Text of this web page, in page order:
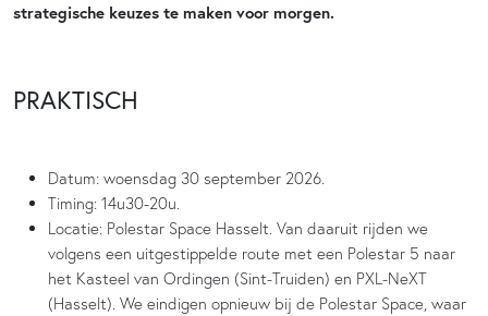
strategische keuzes te maken voor morgen.
PRAKTISCH
Datum: woensdag 30 september 2026.
Timing: 14u30-20u.
Locatie: Polestar Space Hasselt. Van daaruit rijden we
volgens een uitgestippelde route met een Polestar 5 naar
het Kasteel van Ordingen (Sint-Truiden) en PXL-NeXT
(Hasselt). We eindigen opnieuw bij de Polestar Space, waar